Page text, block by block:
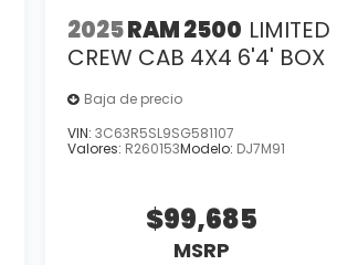
2025RAM 2500 LIMITED
CREW CAB 4X4 6'4' BOX
Baja de precio
VIN: 3C63R5SL9SG581107
Valores: R260153Modelo: DJ7M91
$99,685
MSRP